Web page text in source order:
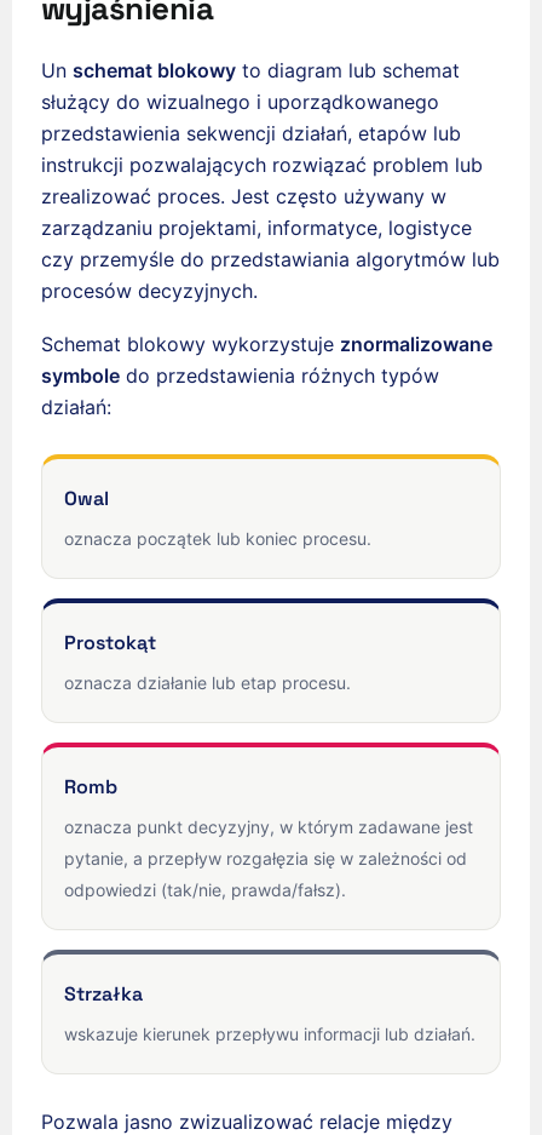
wyjaśnienia
Un schemat blokowy to diagram lub schemat
służący do wizualnego i uporządkowanego
przedstawienia sekwencji działań, etapów lub
instrukcji pozwalających rozwiązać problem lub
zrealizować proces. Jest często używany w
zarządzaniu projektami, informatyce, logistyce
czy przemyśle do przedstawiania algorytmów lub
procesów decyzyjnych.
Schemat blokowy wykorzystuje znormalizowane
symbole do przedstawienia różnych typów
działań:
Owal
oznacza początek lub koniec procesu.
Prostokąt
oznacza działanie lub etap procesu.
Romb
oznacza punkt decyzyjny, w którym zadawane jest
pytanie, a przepływ rozgałęzia się w zależności od
odpowiedzi (tak/nie, prawda/fałsz).
Strzałka
wskazuje kierunek przepływu informacji lub działań.
Pozwala jasno zwizualizować relacje między